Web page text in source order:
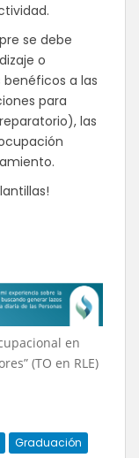
se debe
o
a las
para
las
en
(TO en RLE)
Graduación